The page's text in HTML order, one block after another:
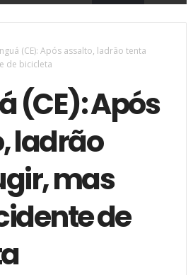
(CE): Após assalto, ladrão tenta
de bicicleta
(CE): Após
ladrão
mas
de